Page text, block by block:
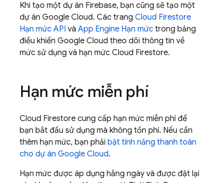
Khi tạo một dự án Firebase, bạn cũng sẽ tạo một
dự án Google Cloud. Các trang Cloud Firestore
Hạn mức API và App Engine Hạn mức trong bảng
điều khiển Google Cloud theo dõi thông tin về
mức sử dụng và hạn mức Cloud Firestore.
Hạn mức miễn phí
Cloud Firestore cung cấp hạn mức miễn phí để
bạn bắt đầu sử dụng mà không tốn phí. Nếu cần
thêm hạn mức, bạn phải bật tính năng thanh toán
cho dự án Google Cloud.
Hạn mức được áp dụng hằng ngày và được đặt lại